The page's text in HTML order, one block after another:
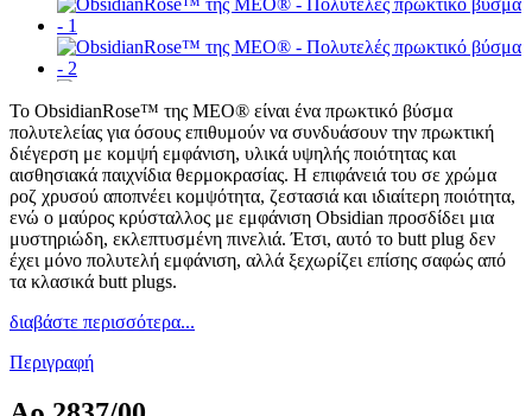
Το ObsidianRose™ της MEO® είναι ένα πρωκτικό βύσμα
πολυτελείας για όσους επιθυμούν να συνδυάσουν την πρωκτική
διέγερση με κομψή εμφάνιση, υλικά υψηλής ποιότητας και
αισθησιακά παιχνίδια θερμοκρασίας. Η επιφάνειά του σε χρώμα
ροζ χρυσού αποπνέει κομψότητα, ζεστασιά και ιδιαίτερη ποιότητα,
ενώ ο μαύρος κρύσταλλος με εμφάνιση Obsidian προσδίδει μια
μυστηριώδη, εκλεπτυσμένη πινελιά. Έτσι, αυτό το butt plug δεν
έχει μόνο πολυτελή εμφάνιση, αλλά ξεχωρίζει επίσης σαφώς από
τα κλασικά butt plugs.
διαβάστε περισσότερα...
Περιγραφή